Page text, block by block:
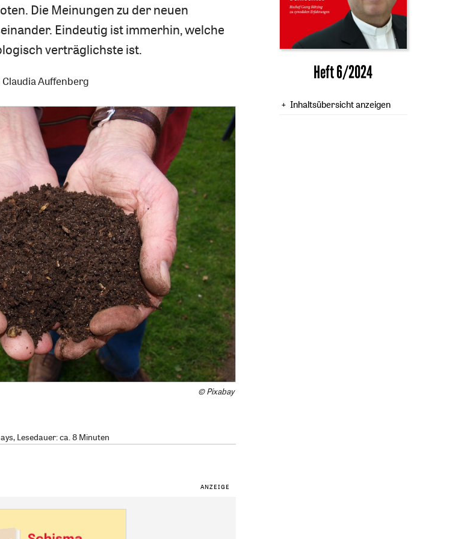
Die Meinungen zu der neuen
Eindeutig ist immerhin, welche
verträglichste ist.
Claudia Auffenberg
© Pixabay
Lesedauer: ca. 8 Minuten
Heft 6/2024
Inhaltsübersicht anzeigen